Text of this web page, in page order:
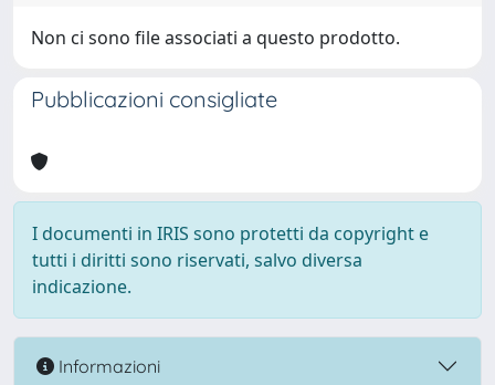
Non ci sono file associati a questo prodotto.
Pubblicazioni consigliate
I documenti in IRIS sono protetti da copyright e
tutti i diritti sono riservati, salvo diversa
indicazione.
Informazioni